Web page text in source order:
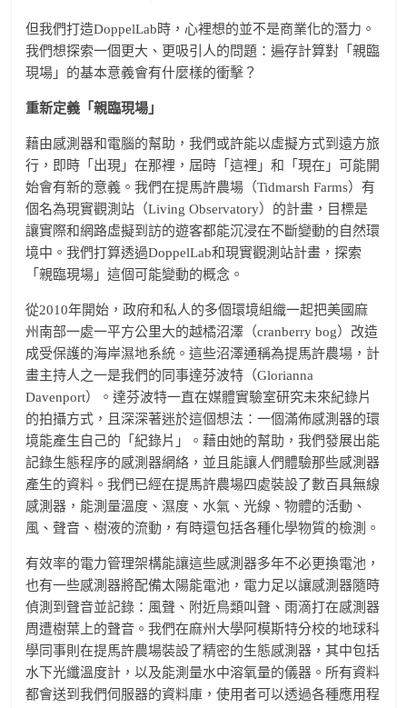
但我們打造DoppelLab時，心裡想的並不是商業化的潛力。
我們想探索一個更大、更吸引人的問題：遍存計算對「親臨
現場」的基本意義會有什麼樣的衝擊？
重新定義「親臨現場」
藉由感測器和電腦的幫助，我們或許能以虛擬方式到遠方旅
行，即時「出現」在那裡，屆時「這裡」和「現在」可能開
始會有新的意義。我們在提馬許農場（Tidmarsh Farms）有
個名為現實觀測站（Living Observatory）的計畫，目標是
讓實際和網路虛擬到訪的遊客都能沉浸在不斷變動的自然環
境中。我們打算透過DoppelLab和現實觀測站計畫，探索
「親臨現場」這個可能變動的概念。
從2010年開始，政府和私人的多個環境組織一起把美國麻
州南部一處一平方公里大的越橘沼澤（cranberry bog）改造
成受保護的海岸濕地系統。這些沼澤通稱為提馬許農場，計
畫主持人之一是我們的同事達芬波特（Glorianna
Davenport）。達芬波特一直在媒體實驗室研究未來紀錄片
的拍攝方式，且深深著迷於這個想法：一個滿佈感測器的環
境能產生自己的「紀錄片」。藉由她的幫助，我們發展出能
記錄生態程序的感測器網絡，並且能讓人們體驗那些感測器
產生的資料。我們已經在提馬許農場四處裝設了數百具無線
感測器，能測量溫度、濕度、水氣、光線、物體的活動、
風、聲音、樹液的流動，有時還包括各種化學物質的檢測。
有效率的電力管理架構能讓這些感測器多年不必更換電池，
也有一些感測器將配備太陽能電池，電力足以讓感測器隨時
偵測到聲音並記錄：風聲、附近鳥類叫聲、雨滴打在感測器
周遭樹葉上的聲音。我們在麻州大學阿模斯特分校的地球科
學同事則在提馬許農場裝設了精密的生態感測器，其中包括
水下光纖溫度計，以及能測量水中溶氧量的儀器。所有資料
都會送到我們伺服器的資料庫，使用者可以透過各種應用程